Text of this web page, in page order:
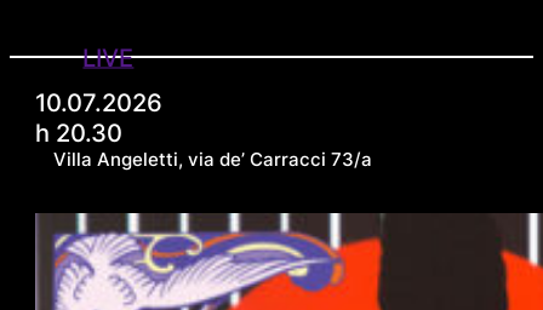
LIVE
10.07.2026
h 20.30
Villa Angeletti, via de’ Carracci 73/a